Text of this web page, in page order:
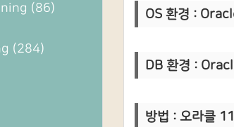
(86)
(284)
OS 환경 :
DB 환경 :
방법 : 오라클